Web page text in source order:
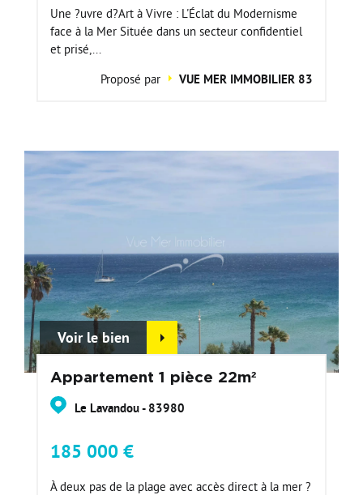
Une ?uvre d?Art à Vivre : L'Éclat du Modernisme
face à la Mer Située dans un secteur confidentiel
et prisé,...
Proposé par
VUE MER IMMOBILIER 83
Voir le bien
Appartement 1 pièce 22m²
Le Lavandou - 83980
185 000 €
À deux pas de la plage avec accès direct à la mer ?